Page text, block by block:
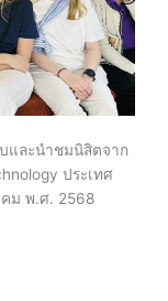
และนำชมนิสิตจาก
ประเทศ
คม พ.ศ. 2568